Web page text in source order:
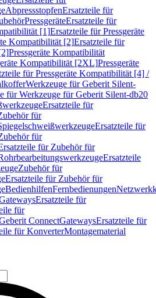
AbpressstopfenErsatzteile für
PressgeräteErsatzteile für
[1]Ersatzteile für Pressgeräte
Kompatibilität [2]Ersatzteile für
Pressgeräte Kompatibilität
Kompatibilität [2XL]Pressgeräte
für Pressgeräte Kompatibilität [4] /
Werkzeuge für Geberit Silent-
für Werkzeuge für Geberit Silent-db20
Ersatzteile für
für
Ersatzteile für
für
für Zubehör für
Ersatzteile
Zubehör für
Ersatzteile für Zubehör für
BedienhilfenFernbedienungen
Ersatzteile für
für
ConnectGatewaysErsatzteile für
für KonverterMontagematerial